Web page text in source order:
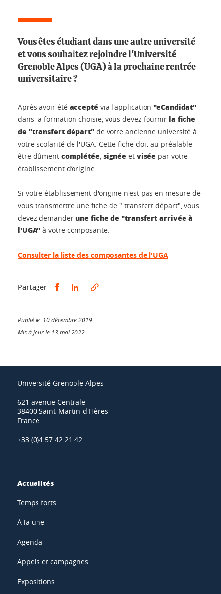
Vous êtes étudiant dans une autre université
et vous souhaitez rejoindre l'Université
Grenoble Alpes (UGA) à la prochaine rentrée
universitaire ?
Après avoir été accepté via l'application "eCandidat"
dans la formation choisie, vous devez fournir la fiche
de "transfert départ" de votre ancienne université à
votre scolarité de l'UGA. Cette fiche doit au préalable
être dûment complétée, signée et visée par votre
établissement d’origine.
Si votre établissement d'origine n'est pas en mesure de
vous transmettre une fiche de " transfert départ", vous
devez demander une fiche de "transfert arrivée à
l'UGA" à votre composante.
Consulter la liste des composantes de l'UGA
Partager Partager sur Facebook
Partager sur LinkedIn
Publié le 10 décembre 2019
Mis à jour le 13 mai 2022
Université Grenoble Alpes
621 avenue Centrale
38400 Saint-Martin-d'Hères
France
+33 (0)4 57 42 21 42
Actualités
Temps forts
À la une
Agenda
Appels et campagnes
Expositions